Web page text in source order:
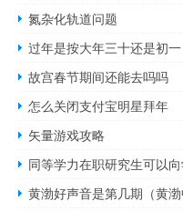
氮杂化轨道问题
过年是按大年三十还是初一
故宫春节期间还能去吗吗
怎么关闭支付宝明星拜年
矢量游戏攻略
同等学力在职研究生可以
黄渤好声音是第几期（黄渤